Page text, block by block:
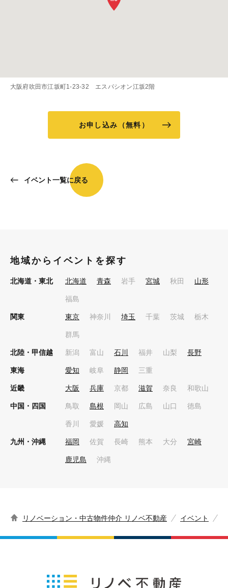
大阪府吹田市江坂町1-23-32 エスパシオン江坂2階
お申し込み（無料）
イベント一覧に戻る
地域からイベントを探す
北海道・東北 北海道 青森 岩手 宮城 秋田 山形
福島
関東 東京 神奈川 埼玉 千葉 茨城 栃木
群馬
北陸・甲信越 新潟 富山 石川 福井 山梨 長野
東海 愛知 岐阜 静岡 三重
近畿 大阪 兵庫 京都 滋賀 奈良 和歌山
中国・四国 鳥取 島根 岡山 広島 山口 徳島
香川 愛媛 高知
九州・沖縄 福岡 佐賀 長崎 熊本 大分 宮崎
鹿児島 沖縄
リノベーション・中古物件仲介 リノベ不動産 イベント